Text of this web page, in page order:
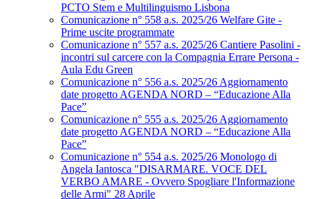
PCTO Stem e Multilinguismo Lisbona
Comunicazione n° 558 a.s. 2025/26 Welfare Gite -
Prime uscite programmate
Comunicazione n° 557 a.s. 2025/26 Cantiere Pasolini -
incontri sul carcere con la Compagnia Errare Persona -
Aula Edu Green
Comunicazione n° 556 a.s. 2025/26 Aggiornamento
date progetto AGENDA NORD – “Educazione Alla
Pace”
Comunicazione n° 555 a.s. 2025/26 Aggiornamento
date progetto AGENDA NORD – “Educazione Alla
Pace”
Comunicazione n° 554 a.s. 2025/26 Monologo di
Angela Iantosca "DISARMARE. VOCE DEL
VERBO AMARE - Ovvero Spogliare l'Informazione
delle Armi" 28 Aprile